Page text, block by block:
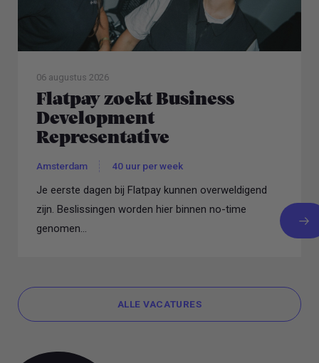
06 augustus 2026
Flatpay zoekt Business
Development
Representative
Amsterdam 40 uur per week
Je eerste dagen bij Flatpay kunnen overweldigend
zijn. Beslissingen worden hier binnen no-time
genomen...
ALLE VACATURES